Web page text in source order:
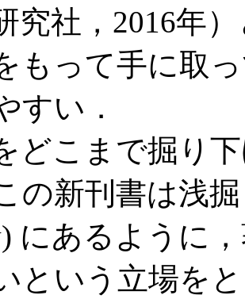
究社，2016年
もって手に取
すい．
どこまで掘り
の新刊書は浅
にあるように
という立場を